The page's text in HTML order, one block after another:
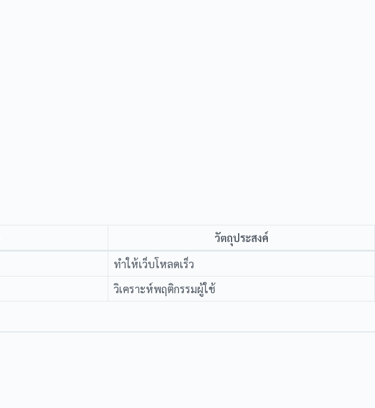
วัตถุประสงค์
ทำให้เว็บโหลดเร็ว
วิเคราะห์พฤติกรรมผู้ใช้